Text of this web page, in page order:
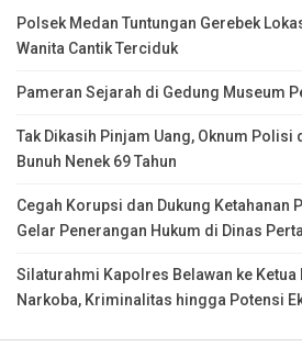
Polsek Medan Tuntungan Gerebek
Wanita Cantik Terciduk
Pameran Sejarah di Gedung Museum
Tak Dikasih Pinjam Uang, Oknum Polisi
Bunuh Nenek 69 Tahun
Cegah Korupsi dan Dukung Ketahanan
Gelar Penerangan Hukum di Dinas
Silaturahmi Kapolres Belawan ke Ketua
Narkoba, Kriminalitas hingga Potensi